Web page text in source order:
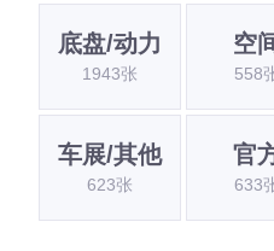
底盘/动力
1943张
空
558
车展/其他
623张
官
633